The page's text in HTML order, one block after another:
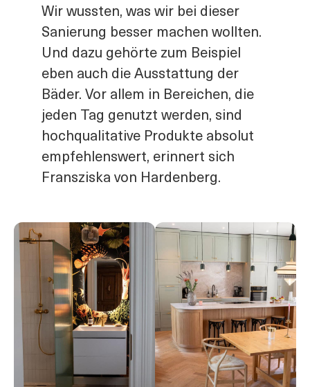
Wir wussten, was wir bei dieser
Sanierung besser machen wollten.
Und dazu gehörte zum Beispiel
eben auch die Ausstattung der
Bäder. Vor allem in Bereichen, die
jeden Tag genutzt werden, sind
hochqualitative Produkte absolut
empfehlenswert, erinnert sich
Fransziska von Hardenberg.